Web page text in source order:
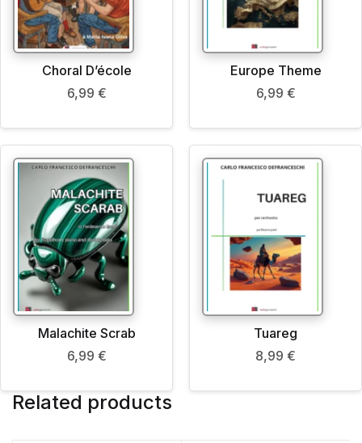
Choral D’école
6,99 €
Europe Theme
6,99 €
Malachite Scrab
6,99 €
Tuareg
8,99 €
Related products